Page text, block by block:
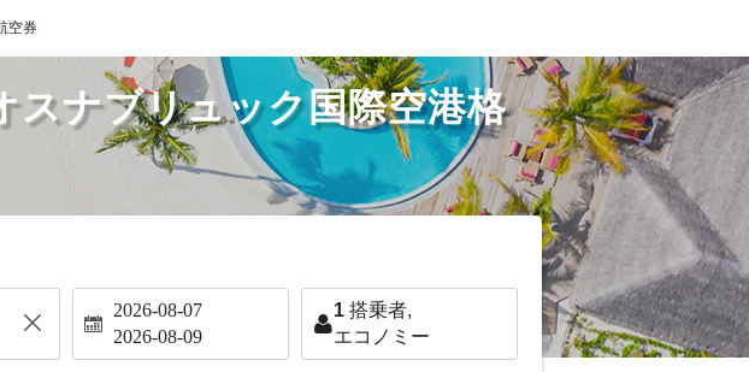
空券
スナブリュック国際空港格
2026-08-07
2026-08-09
1 搭乗者,
エコノミー